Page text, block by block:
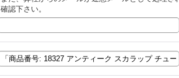
確認下さい。